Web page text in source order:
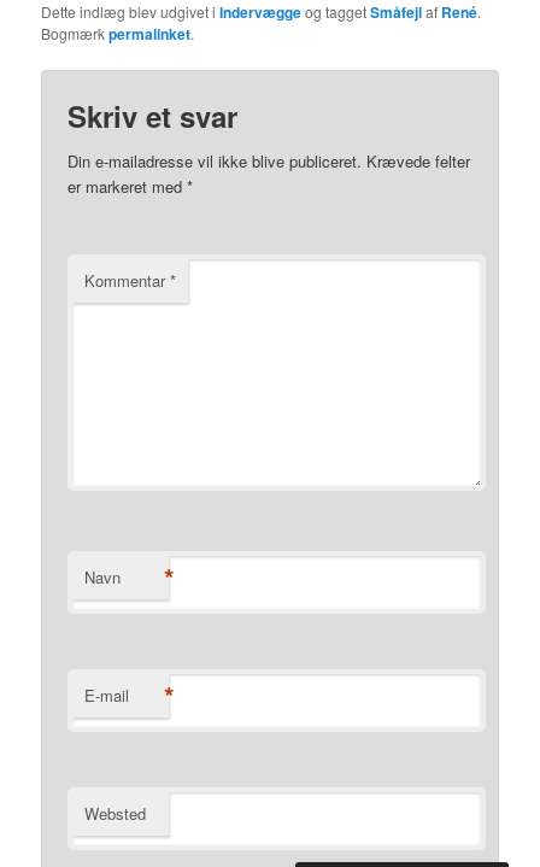
Dette indlæg blev udgivet iIndervæggeog taggetSmåfejlaf René.
Bogmærkpermalinket.
Skriv et svar
Din e-mailadresse vil ikke blive publiceret. Krævede felter
er markeret med*
Kommentar*
Navn *
E-mail *
Websted